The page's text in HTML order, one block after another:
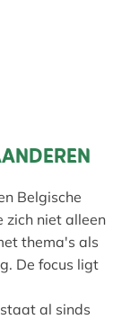
Belgische
zich niet alleen
thema's als
De focus ligt
al sinds